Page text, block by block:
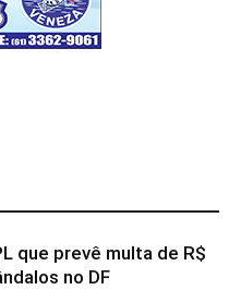
que prevê multa de R$
no DF